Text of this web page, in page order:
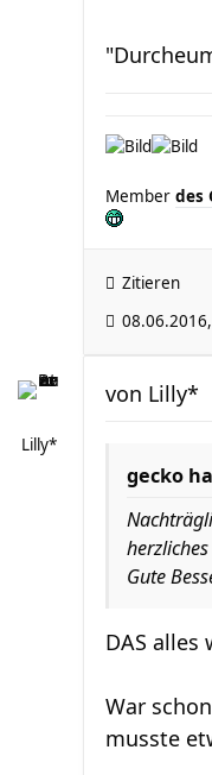
Member des
Zitieren
Lilly*
von Lilly*
gecko
Gute
DAS alles
War
musste